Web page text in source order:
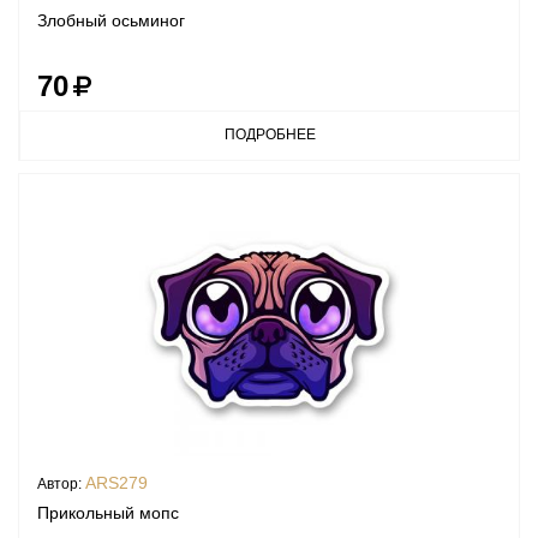
Злобный осьминог
70
ПОДРОБНЕЕ
Автор: ARS279
Прикольный мопс